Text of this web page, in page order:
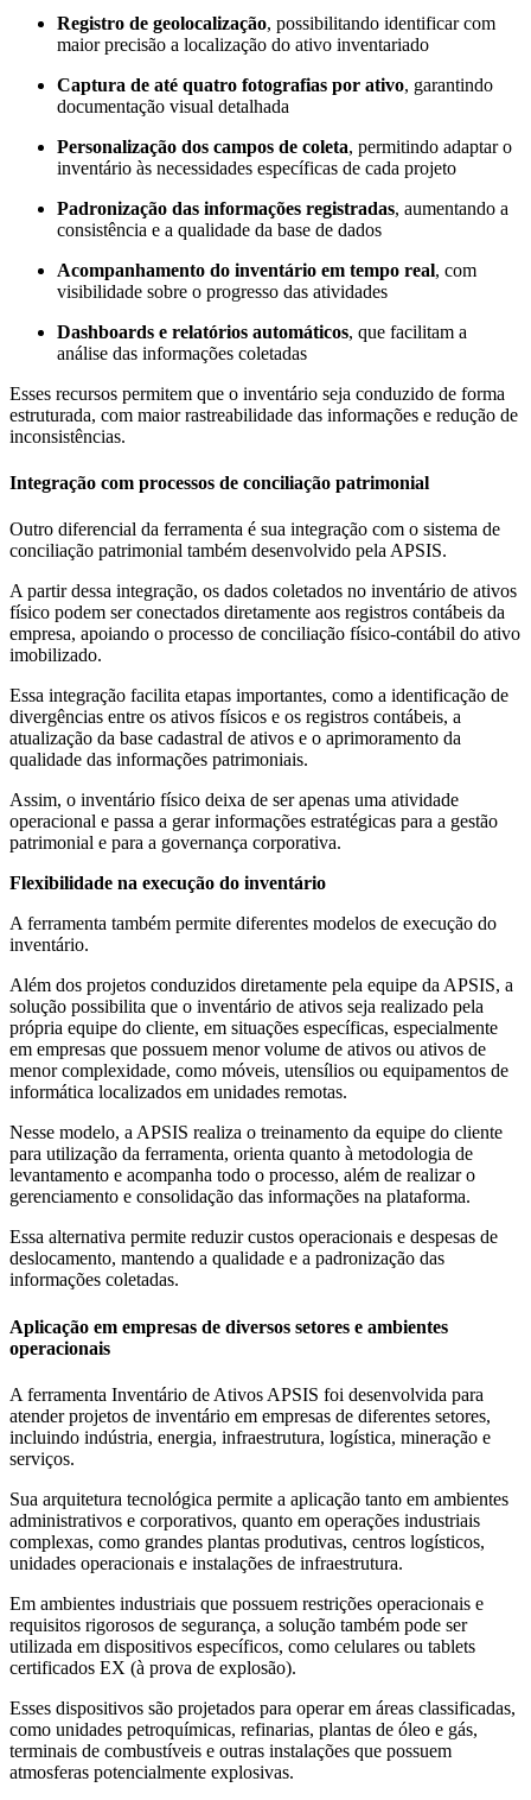
Registro de geolocalização, possibilitando identificar com
maior precisão a localização do ativo inventariado
Captura de até quatro fotografias por ativo, garantindo
documentação visual detalhada
Personalização dos campos de coleta, permitindo adaptar o
inventário às necessidades específicas de cada projeto
Padronização das informações registradas, aumentando a
consistência e a qualidade da base de dados
Acompanhamento do inventário em tempo real, com
visibilidade sobre o progresso das atividades
Dashboards e relatórios automáticos, que facilitam a
análise das informações coletadas
Esses recursos permitem que o inventário seja conduzido de forma
estruturada, com maior rastreabilidade das informações e redução de
inconsistências.
Integração com processos de conciliação patrimonial
Outro diferencial da ferramenta é sua integração com o sistema de
conciliação patrimonial também desenvolvido pela APSIS.
A partir dessa integração, os dados coletados no inventário de ativos
físico podem ser conectados diretamente aos registros contábeis da
empresa, apoiando o processo de conciliação físico-contábil do ativo
imobilizado.
Essa integração facilita etapas importantes, como a identificação de
divergências entre os ativos físicos e os registros contábeis, a
atualização da base cadastral de ativos e o aprimoramento da
qualidade das informações patrimoniais.
Assim, o inventário físico deixa de ser apenas uma atividade
operacional e passa a gerar informações estratégicas para a gestão
patrimonial e para a governança corporativa.
Flexibilidade na execução do inventário
A ferramenta também permite diferentes modelos de execução do
inventário.
Além dos projetos conduzidos diretamente pela equipe da APSIS, a
solução possibilita que o inventário de ativos seja realizado pela
própria equipe do cliente, em situações específicas, especialmente
em empresas que possuem menor volume de ativos ou ativos de
menor complexidade, como móveis, utensílios ou equipamentos de
informática localizados em unidades remotas.
Nesse modelo, a APSIS realiza o treinamento da equipe do cliente
para utilização da ferramenta, orienta quanto à metodologia de
levantamento e acompanha todo o processo, além de realizar o
gerenciamento e consolidação das informações na plataforma.
Essa alternativa permite reduzir custos operacionais e despesas de
deslocamento, mantendo a qualidade e a padronização das
informações coletadas.
Aplicação em empresas de diversos setores e ambientes
operacionais
A ferramenta Inventário de Ativos APSIS foi desenvolvida para
atender projetos de inventário em empresas de diferentes setores,
incluindo indústria, energia, infraestrutura, logística, mineração e
serviços.
Sua arquitetura tecnológica permite a aplicação tanto em ambientes
administrativos e corporativos, quanto em operações industriais
complexas, como grandes plantas produtivas, centros logísticos,
unidades operacionais e instalações de infraestrutura.
Em ambientes industriais que possuem restrições operacionais e
requisitos rigorosos de segurança, a solução também pode ser
utilizada em dispositivos específicos, como celulares ou tablets
certificados EX (à prova de explosão).
Esses dispositivos são projetados para operar em áreas classificadas,
como unidades petroquímicas, refinarias, plantas de óleo e gás,
terminais de combustíveis e outras instalações que possuem
atmosferas potencialmente explosivas.